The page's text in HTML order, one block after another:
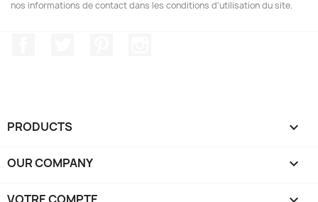
nos informations de contact dans les conditions d'utilisation du site.
PRODUCTS 
OUR COMPANY 